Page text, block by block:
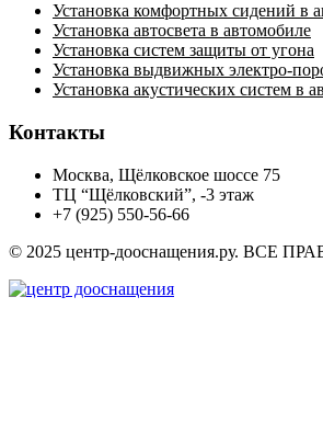
Установка комфортных сидений в
Установка автосвета в автомобиле
Установка систем защиты от угона
Установка выдвижных электро-
Установка акустических систем в
Контакты
Москва, Щёлковское шоссе 75
ТЦ “Щёлковский”, -3 этаж
+7 (925) 550-56-66
© 2025 центр-дооснащения.ру. ВСЕ